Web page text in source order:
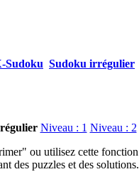
Sudoku Sudoku irrégulier
Niveau : 1 Niveau : 2
ou utilisez cette
des puzzles et des